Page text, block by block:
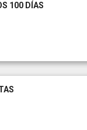
100 DÍAS